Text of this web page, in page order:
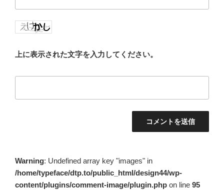
上に表示された文字を入力してください。
Warning: Undefined array key "images" in
/home/typeface/dtp.to/public_html/design44/wp-
content/plugins/comment-image/plugin.php on line 95